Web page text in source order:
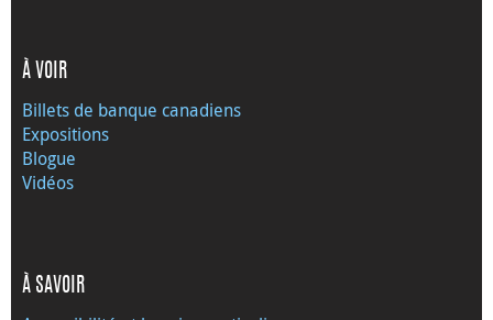
À VOIR
Billets de banque canadiens
Expositions
Blogue
Vidéos
À SAVOIR